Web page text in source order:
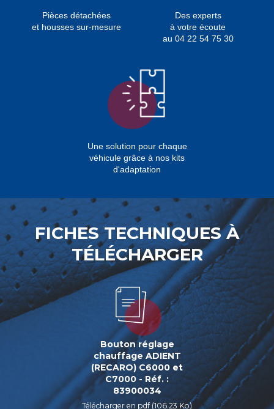
Pièces détachées
et housses sur-mesure
Des experts
à votre écoute
au 04 22 54 75 30
Une solution pour chaque
véhicule grâce à nos kits
d'adaptation
FICHES TECHNIQUES À
TÉLÉCHARGER
Bouton réglage
chauffage ADIENT
(RECARO) C6000 et
C7000 - Réf. :
83900034
Télécharger en pdf (106.23 Ko)